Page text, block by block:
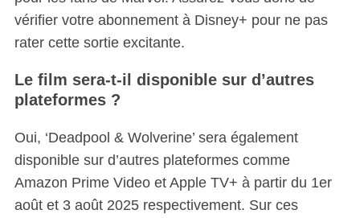
vérifier votre abonnement à Disney+ pour ne pas
rater cette sortie excitante.
Le film sera-t-il disponible sur d’autres
plateformes ?
Oui, ‘Deadpool & Wolverine’ sera également
disponible sur d’autres plateformes comme
Amazon Prime Video et Apple TV+ à partir du 1er
août et 3 août 2025 respectivement. Sur ces